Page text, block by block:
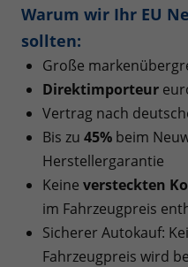
Warum wir Ihr EU
sollten:
Große
Direktimporteur
Vertrag nach
Bis zu 45% beim
Herstellergarantie
Keine versteckten
im Fahrzeugpreis
Sicherer Autokauf:
Fahrzeugpreis wird